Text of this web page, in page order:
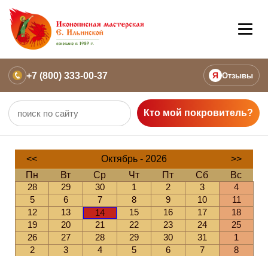
+7 (800) 333-00-37 Я Отзывы
Кто мой покровитель?
<< Октябрь - 2026
>>
Пн
Вт Ср Чт Пт Сб
Вс
28
29 30 1 2 3
4
5
6 7 8 9 10
11
12
13 14 15 16 17
18
19
20 21 22 23 24
25
26
27 28 29 30 31
1
2
3 4 5 6 7 8